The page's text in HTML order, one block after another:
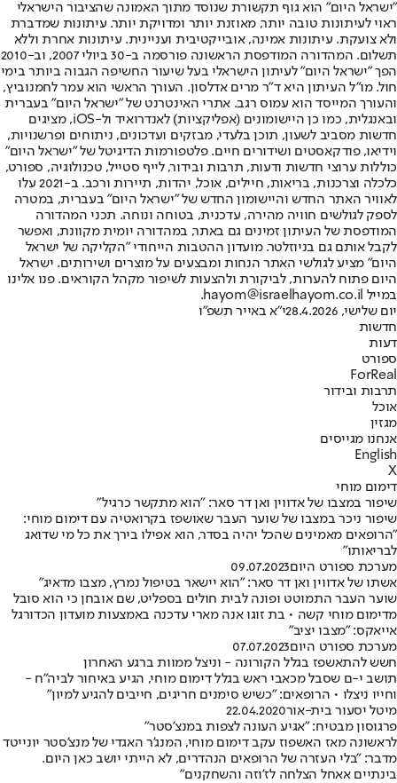
"ישראל היום" הוא גוף תקשורת שנוסד מתוך האמונה שהציבור הישראלי
ראוי לעיתונות טובה יותר, מאוזנת יותר ומדויקת יותר. עיתונות שמדברת
ולא צועקת. עיתונות אמינה, אובייקטיבית ועניינית. עיתונות אחרת וללא
תשלום. המהדורה המודפסת הראשונה פורסמה ב-30 ביולי 2007, וב-2010
הפך "ישראל היום" לעיתון הישראלי בעל שיעור החשיפה הגבוה ביותר בימי
חול. מו"ל העיתון היא ד"ר מרים אדלסון. העורך הראשי הוא עמר לחמנוביץ,
והעורך המייסד הוא עמוס רגב. אתרי האינטרנט של "ישראל היום" בעברית
ובאנגלית, כמו כן היישומונים (אפליקציות) לאנדרואיד ול-iOS, מציגים
חדשות מסביב לשעון, תוכן בלעדי, מבזקים ועדכונים, ניתוחים ופרשנויות,
וידיאו, פודקאסטים ושידורים חיים. פלטפורמות הדיגיטל של "ישראל היום"
כוללות ערוצי חדשות ודעות, תרבות ובידור, לייף סטייל, טכנולוגיה, ספורט,
כלכלה וצרכנות, בריאות, חיילים, אוכל, יהדות, תיירות ורכב. ב-2021 עלו
לאוויר האתר החדש והיישומון החדש של "ישראל היום" בעברית, במטרה
לספק לגולשים חוויה מהירה, עדכנית, בטוחה ונוחה. תכני המהדורה
המודפסת של העיתון זמינים גם באתר, במהדורה יומית מקוונת, ואפשר
לקבל אותם גם בניוזלטר. מועדון ההטבות הייחודי "הקליקה של ישראל
היום" מציע לגולשי האתר הנחות ומבצעים על מוצרים ושירותים. ישראל
היום פתוח להערות, לביקורת ולהצעות לשיפור מקהל הקוראים. פנו אלינו
במייל hayom@israelhayom.co.il.
יום שלישי, 28.4.2026
י"א באייר תשפ"ו
חדשות
דעות
ספורט
ForReal
תרבות ובידור
אוכל
מגזין
אנחנו מגייסים
English
X
דימום מוחי
שיפור במצבו של אדווין ואן דר סאר: "הוא מתקשר כרגיל"
שיפור ניכר במצבו של שוער העבר שאושפז בקרואטיה עם דימום מוחי:
"הרופאים מאמינים שהכל יהיה בסדר, הוא אפילו בירך את כל מי שדואג
לבריאותו"
מערכת ספורט היום09.07.2023
אשתו של אדווין ואן דר סאר: "הוא יישאר בטיפול נמרץ, מצבו מדאיג"
שוער העבר התמוטט ופונה לבית חולים בספליט, שם אובחן כי הוא סובל
מדימום מוחי קשה • בת זוגו אנה מארי עדכנה באמצעות מועדון הכדורגל
אייאקס: "מצבו יציב"
מערכת ספורט היום07.07.2023
חשש להתאשפז בגלל הקורונה - וניצל ממוות ברגע האחרון
תושב י-ם שסבל מכאבי ראש בגלל דימום מוחי, הגיע באיחור לביה"ח -
וחייו ניצלו • הרופאים: "כשיש סימנים חריגים, חייבים להגיע למיון"
מיטל יסעור בית-אור22.04.2020
פרגוסון מבטיח: "אגיע העונה לצפות במנצ'סטר"
לראשונה מאז האשפוז עקב דימום מוחי, המנג'ר האגדי של מנצ'סטר יונייטד
מדבר: "בלי העזרה של הרופאים הנהדרים, לא הייתי יושב כאן היום.
בינתיים אאחל הצלחה לז'וזה והשחקנים"